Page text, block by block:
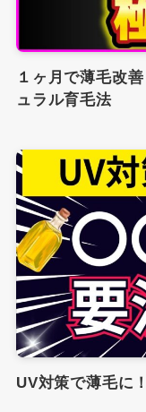
１ヶ月で薄毛改
ュラル育毛法
UV対策で薄毛に